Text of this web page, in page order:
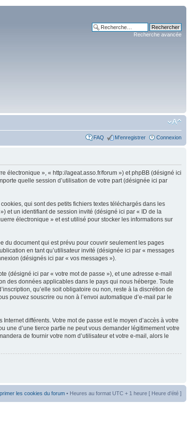
Recherche avancée
FAQ M’enregistrer Connexion
électronique », « http://ageat.asso.fr/forum ») et phpBB (désigné ici
quelle session d’utilisation de votre part (désignée ici par
qui sont des petits fichiers textes téléchargés dans les
et un identifiant de session invité (désigné ici par « ID de la
électronique » et est utilisé pour stocker les informations sur
du document qui est prévu pour couvrir seulement les pages
en tant qu’utilisateur invité (désignée ici par « messages
(désignés ici par « vos messages »).
(désigné ici par « votre mot de passe »), et une adresse e-mail
des données applicables dans le pays qui nous héberge. Toute
qu’elle soit obligatoire ou non, reste à la discrétion de
pouvez souscrire ou non à l’envoi automatique d’e-mail par le
différents. Votre mot de passe est le moyen d’accès à votre
une d’une tierce partie ne peut vous demander légitimement votre
de fournir votre nom d’utilisateur et votre e-mail, alors le
les cookies du forum • Heures au format UTC + 1 heure [ Heure d’été ]